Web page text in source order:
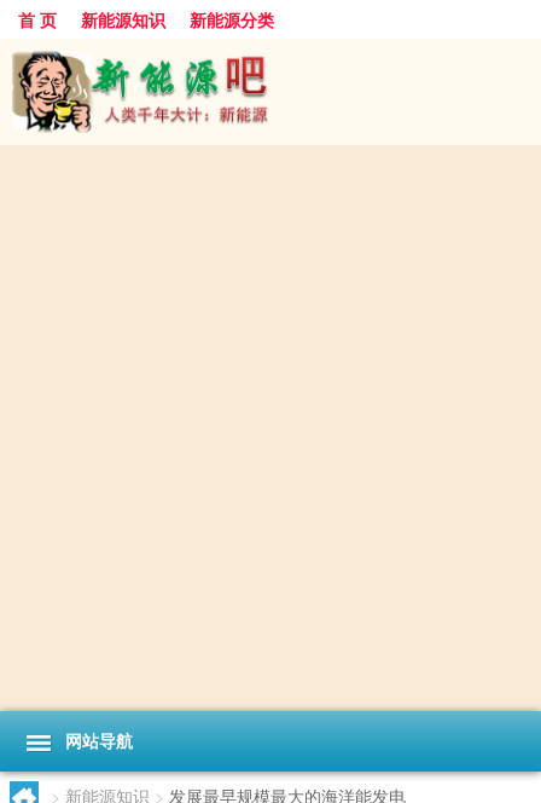
首 页 新能源知识 新能源分类
网站导航
> 新能源知识 > 发展最早规模最大的海洋能发电